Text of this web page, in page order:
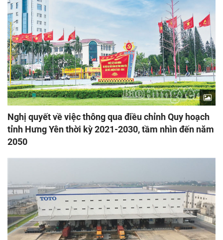
Nghị quyết về việc thông qua điều chỉnh Quy hoạch
tỉnh Hưng Yên thời kỳ 2021-2030, tầm nhìn đến năm
2050